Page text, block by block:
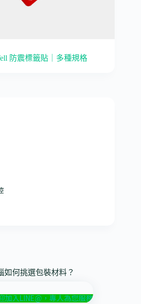
防震標籤貼｜多種規格
如何挑選包裝材料？
加入LINE@，專人為您服務